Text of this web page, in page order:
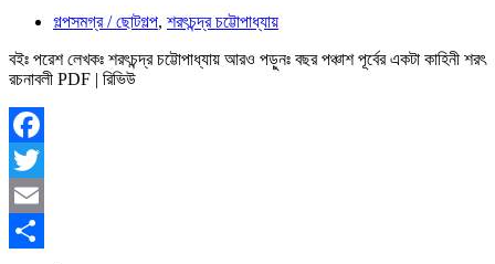
গল্পসমগ্র / ছোটগল্প, শরৎচন্দ্র চট্টোপাধ্যায়
বইঃ পরেশ লেখকঃ শরৎচন্দ্র চট্টোপাধ্যায় আরও পড়ুনঃ বছর পঞ্চাশ পূর্বের একটা কাহিনী শরৎ
রচনাবলী PDF | রিভিউ
Facebook
Twitter
Email